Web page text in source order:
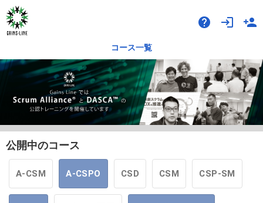
help login person_add
コース一覧
公開中のコース
A-CSM A-CSPO CSD CSM CSP-SM